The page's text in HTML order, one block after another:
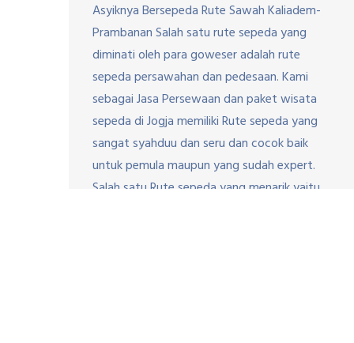
Asyiknya Bersepeda Rute Sawah Kaliadem-
Prambanan Salah satu rute sepeda yang
diminati oleh para goweser adalah rute
sepeda persawahan dan pedesaan. Kami
sebagai Jasa Persewaan dan paket wisata
sepeda di Jogja memiliki Rute sepeda yang
sangat syahduu dan seru dan cocok baik
untuk pemula maupun yang sudah expert.
Salah satu Rute sepeda yang menarik yaitu